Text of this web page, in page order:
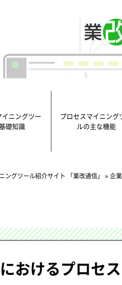
ニングツー
礎知識
プロセスマイニング
ルの主な機能
グツール紹介サイト 「業改通信」 »企
おけるプロセ